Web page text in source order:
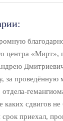
центра
за
отдела-
каких сдвигов
срок приехал,